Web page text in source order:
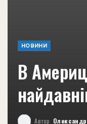
НОВИНИ
В
Автор Олександр